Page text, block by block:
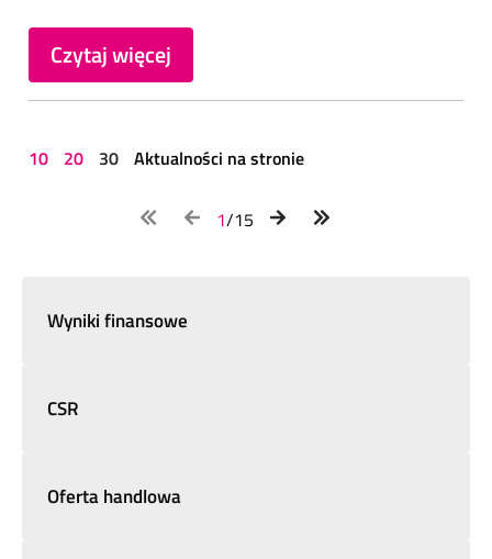
Czytaj więcej
10 20 30 Aktualności na stronie
1/15
Wyniki finansowe
CSR
Oferta handlowa